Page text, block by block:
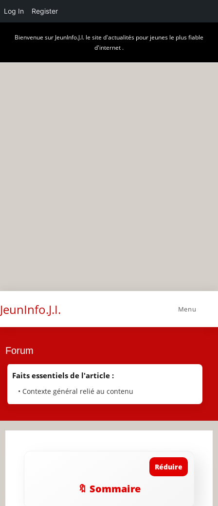
Log In Register
Bienvenue sur JeunInfo.J.I. le site d'actualités pour jeunes le plus fiable
d'internet .
JeunInfo.J.I. Menu
Forum
Faits essentiels de l'article :
• Contexte général relié au contenu
Réduire
🔖 Sommaire